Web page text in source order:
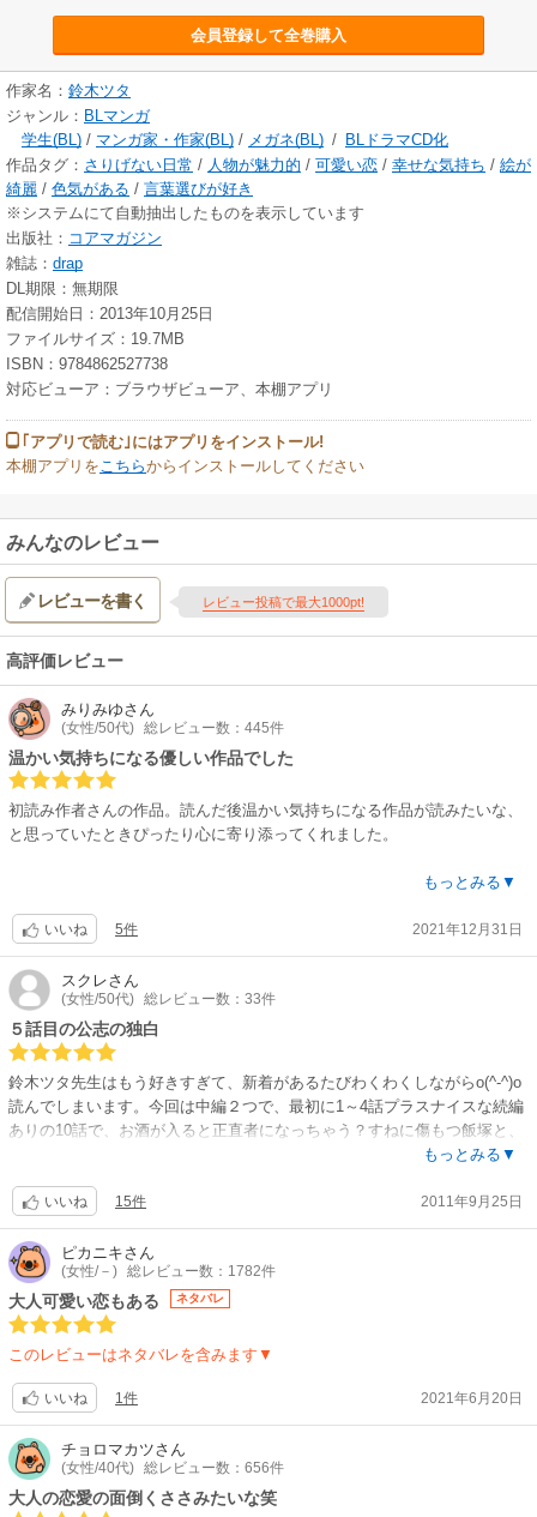
会員登録して全巻購入
作家名： 鈴木ツタ
ジャンル： BLマンガ
学生(BL) / マンガ家・作家(BL) / メガネ(BL) / BLドラマCD化
作品タグ： さりげない日常 / 人物が魅力的 / 可愛い恋 / 幸せな気持ち / 絵が
綺麗 / 色気がある / 言葉選びが好き
※システムにて自動抽出したものを表示しています
出版社： コアマガジン
雑誌： drap
DL期限：無期限
配信開始日：2013年10月25日
ファイルサイズ：19.7MB
ISBN：9784862527738
対応ビューア：ブラウザビューア、本棚アプリ
｢アプリで読む｣にはアプリをインストール!
本棚アプリを こちらからインストールしてください
みんなのレビュー
レビューを書く レビュー投稿で最大1000pt!
高評価レビュー
みりみゆさん
(女性/50代) 総レビュー数：445件
温かい気持ちになる優しい作品でした
初読み作者さんの作品。読んだ後温かい気持ちになる作品が読みたいな、
と思っていたときぴったり心に寄り添ってくれました。
2cpのお話が入っていて、最初のact.1.2は、ノンケの年下上司の高瀬を憎
ら記憶がなくて翌日からの高瀬の言動に一喜一憂するようになり…で始ま
るお話。途中、回想で物語れる飯塚がかつての交際相手から受けた仕打ち
で、社内で異質なものとして見られるようになった、と感じている飯塚の
心の内が描かれ、それは辛いなぁ、と。しかも、飯塚が辛い過去の教訓か
ら敢えて自分からゲイだと高瀬に打ち明けたのに、その結果高瀬からも距
離を置かれたのだとしたら、なおさらだな、と感情移入したところに年下
上司の高瀬が来てからの思いがけない展開！に、読んでいるこちらが満ち
足りた気持ちになりました。ハッピーエンドなのに、それを受け止めきれ
ない飯塚のジタバタがいじらしくて可愛い。個人的に社会的少数派と感じ
ている飯塚のような登場人物に生きづらさを感じる人として自分を投影し
になる過程に一層喜びを感じてしまうのかな、と自分の内面まで振り返
り、2話のお話なのに思いがけぬ充足感を感じたのでした。最後のおまけ
まんがで続きが読めますが、付き合ってからも敬語の高瀬を「ガリ勉く
ん」呼ばわりのセンスが良きです笑。何にガリ勉なのかはBLならではなこ
とです笑。
act.3〜5は、最初のお話に少し登場したオープンゲイの舞台大道具係の湯
原と、子持ちのタバコ屋さんのおとーさん史郎さんのお話。湯原とバーの
ママさんの会話が面白さに笑わされ、史郎さんの子みちるちゃんのナイス
アシストがあって、史郎さんが女性を愛せないのかと悩んでいることを知
り、愛して欲しいと思う内面を隠して史郎さんと距離を縮めようとしなが
らも、お互い勇気が出なくてもだもだしているところにキュンとするお
話。湯原の豪快そうな見た目と違って好きな人を思うからこその繊細な内
面が描かれていて良かったです。
もっとみる▼
いいね 5件 2021年12月31日
スクレさん
(女性/50代) 総レビュー数：33件
５話目の公志の独白
鈴木ツタ先生はもう好きすぎて、新着があるたびわくわくしながらo(^-^)o
読んでしまいます。今回は中編２つで、最初に1～4話プラスナイスな続編
ありの10話で、お酒が入ると正直者になっちゃう？すねに傷もつ飯塚と、
出来がよくてそつなくて真面目、ただし欲しいものは至極はっきりしてい
が、欲しいものがはっきりしてる人は押し強くて、特に飯塚のナイーブな
尻込みには圧勝だったなと思いました。飯塚の傷が癒える日々を、ラブラ
ブしながら過ごしていきそう。２人ともそれなりにイイ歳っぽいとこがミ
ソです。5～10話の途中までは、飯塚や高瀬とはすれ違い的な感じだった
公志と、みちるのお父さん、メガネ外すとイケメンていうかイクメン？の
史郎の話です。5話目の公志の独白部分がなんとなく深いと思い、思わず
タイトルにしてしまいました。みちるのお母さんがどんな女性だったのか
タジな飯塚が可愛いです。
もっとみる▼
いいね 15件 2011年9月25日
ピカニキさん
(女性/－) 総レビュー数：1782件
大人可愛い恋もある ネタバレ
このレビューはネタバレを含みます▼
いいね 1件 2021年6月20日
チョロマカツさん
(女性/40代) 総レビュー数：656件
大人の恋愛の面倒くささみたいな笑